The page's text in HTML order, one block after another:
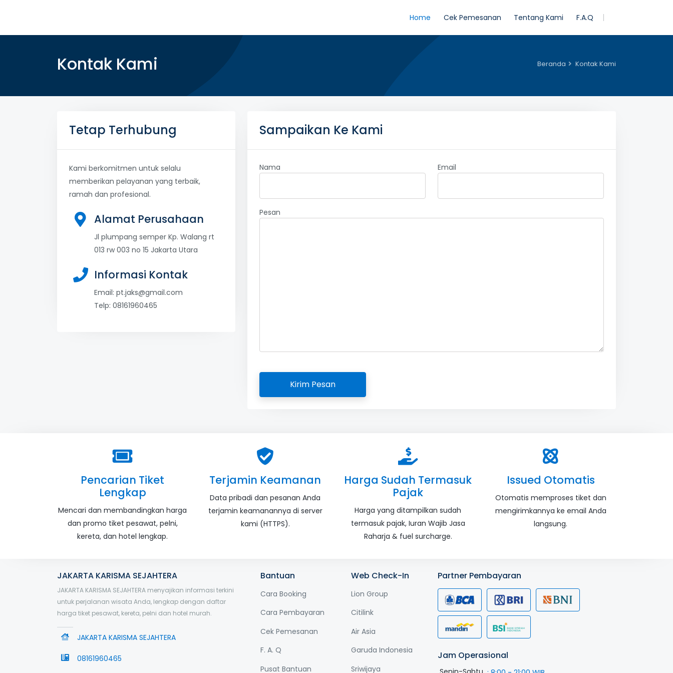
Home Cek Pemesanan Tentang Kami F.A.Q
Kontak Kami Beranda Kontak Kami
Tetap Terhubung
Kami berkomitmen untuk selalu
memberikan pelayanan yang terbaik,
ramah dan profesional.
Alamat Perusahaan
Jl plumpang semper Kp. Walang rt
013 rw 003 no 15 Jakarta Utara
Informasi Kontak
Email: pt.jaks@gmail.com
Telp: 08161960465
Sampaikan Ke Kami
Nama Email
Pesan
Kirim Pesan
Pencarian Tiket
Lengkap
Mencari dan membandingkan harga
dan promo tiket pesawat, pelni,
kereta, dan hotel lengkap.
Terjamin Keamanan
Data pribadi dan pesanan Anda
terjamin keamanannya di server
kami (HTTPS).
Harga Sudah Termasuk
Pajak
Harga yang ditampilkan sudah
termasuk pajak, Iuran Wajib Jasa
Raharja & fuel surcharge.
Issued Otomatis
Otomatis memproses tiket dan
mengirimkannya ke email Anda
langsung.
JAKARTA KARISMA SEJAHTERA
JAKARTA KARISMA SEJAHTERA menyajikan informasi terkini
untuk perjalanan wisata Anda, lengkap dengan daftar
harga tiket pesawat, kereta, pelni dan hotel murah.
JAKARTA KARISMA SEJAHTERA
08161960465
Bantuan
Cara Booking
Cara Pembayaran
Cek Pemesanan
F. A. Q
Pusat Bantuan
Web Check-In
Lion Group
Citilink
Air Asia
Garuda Indonesia
Sriwijaya
Partner Pembayaran
Jam Operasional